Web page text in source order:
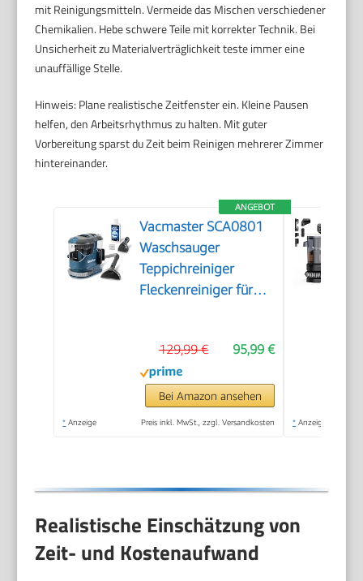
mit Reinigungsmitteln. Vermeide das Mischen verschiedener
Chemikalien. Hebe schwere Teile mit korrekter Technik. Bei
Unsicherheit zu Materialverträglichkeit teste immer eine
unauffällige Stelle.
Hinweis: Plane realistische Zeitfenster ein. Kleine Pausen
helfen, den Arbeitsrhythmus zu halten. Mit guter
Vorbereitung sparst du Zeit beim Reinigen mehrerer Zimmer
hintereinander.
ANGEBOT
Vacmaster SCA0801
Waschsauger
Teppichreiniger
Fleckenreiniger für
Autos | Nass-Trocken-
Sauger Starke
Saugkraft Wasser
Waschen
95,99 €
129,99 €
Bei Amazon ansehen
* Anzeige Preis inkl. MwSt., zzgl. Versandkosten * Anzeige
Realistische Einschätzung von
Zeit- und Kostenaufwand